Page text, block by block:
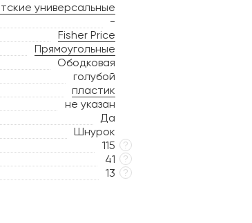
универсальные
-
Fisher Price
Прямоугольные
Ободковая
голубой
пластик
не указан
Да
Шнурок
115 ?
41 ?
13 ?